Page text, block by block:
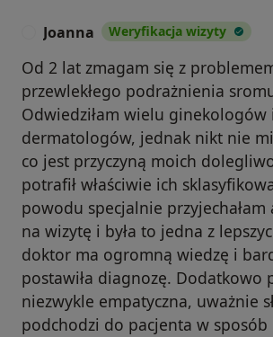
Joanna Weryfikacja wizyty
Od 2 lat zmagam się z
przewlekłego podrażnienia
Odwiedziłam wielu ginekologów i
dermatologów, jednak nikt nie
co jest przyczyną moich
potrafił właściwie ich
powodu specjalnie przyjechałam
na wizytę i była to jedna z
doktor ma ogromną wiedzę i
postawiła diagnozę. Dodatkowo
niezwykle empatyczna, uważnie
podchodzi do pacjenta w sposób